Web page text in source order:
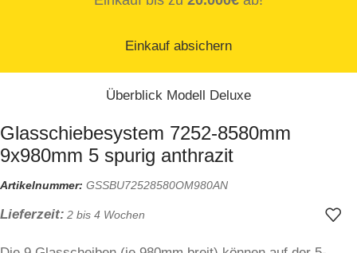
Einkauf absichern
Überblick Modell Deluxe
Glasschiebesystem 7252-8580mm
9x980mm 5 spurig anthrazit
Artikelnummer: GSSBU72528580OM980AN
Lieferzeit: 2 bis 4 Wochen